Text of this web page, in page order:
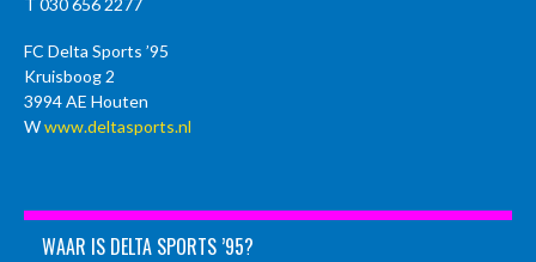
T 030 656 2277
FC Delta Sports ’95
Kruisboog 2
3994 AE Houten
Wwww.deltasports.nl
WAAR IS DELTA SPORTS ’95?